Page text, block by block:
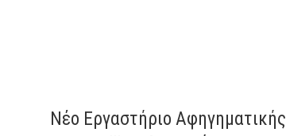
Νέο Εργαστήριο Αφηγηματικής